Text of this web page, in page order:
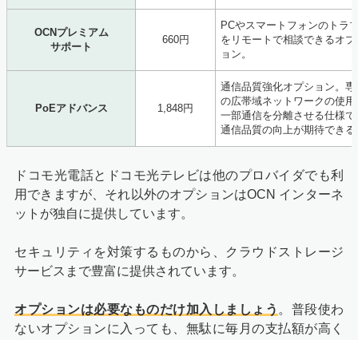
OCNプレミアム
サポート
660円
PCやスマートフォンのトラ
をリモートで相談できるオプ
ョン。
PoEアドバンス 1,848円
通信品質強化オプション。専
の広帯域ネットワークの使用
一部通信を分離させる仕様で
通信品質の向上が期待できる
ドコモ光電話とドコモ光テレビは他のプロバイダでも利
用できますが、それ以外のオプションはOCN インターネ
ットが独自に提供しています。
セキュリティを対策するものから、クラウドストレージ
サービスまで豊富に提供されています。
オプションは必要なものだけ加入しましょう 。普段使わ
ないオプションに入っても、無駄に毎月の支払額が高く